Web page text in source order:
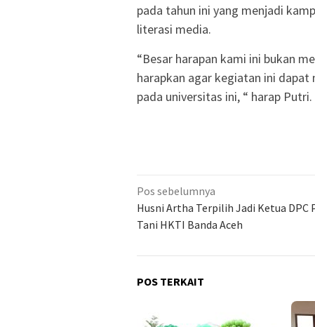
pada tahun ini yang menjadi
literasi media.
“Besar harapan kami ini bukan
harapkan agar kegiatan ini
pada universitas ini, “ harap Putri.
Navigasi
pos
Pos sebelumnya
Husni Artha Terpilih Jadi Ketua DPC
Tani HKTI Banda Aceh
POS TERKAIT